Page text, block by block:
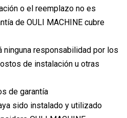
o el reemplazo no es
de OULI MACHINE cubre
ninguna responsabilidad por los
de instalación u otras
de garantía
sido instalado y utilizado